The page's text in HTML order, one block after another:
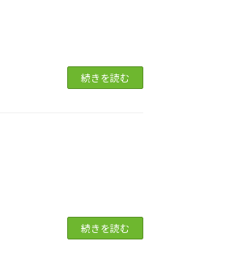
続きを読む
続きを読む